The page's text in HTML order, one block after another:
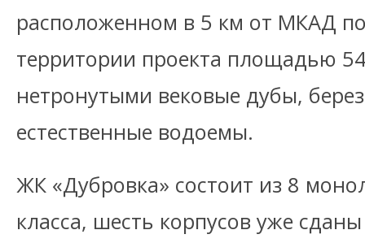
расположенном в 5 км от МКАД
территории проекта площадью
нетронутыми вековые дубы,
естественные водоемы.
ЖК «Дубровка» состоит из 8
класса, шесть корпусов уже